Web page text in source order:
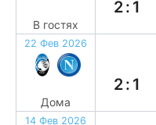
В гостях
2:1
22 Фев 2026
Дома
2:1
14 Фев 2026